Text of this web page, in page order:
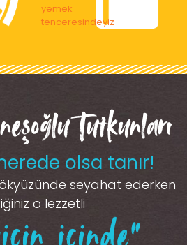
yemek
tenceresindeyiz
Tutkunları
olsa tanır!
seyahat ederken
o lezzetli